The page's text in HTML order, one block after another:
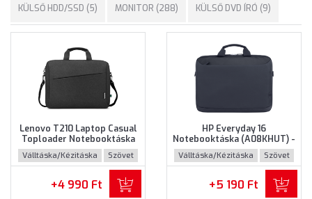
KÜLSŐ HDD/SSD (5) MONITOR (288) KÜLSŐ DVD ÍRÓ (9)
Lenovo T210 Laptop Casual
Toploader Notebooktáska
(GX41L83769) - Maximum
15.6" méretű notebookokhoz
- Fekete színben
Válltáska/Kézitáska Szövet
+4 990 Ft
HP Everyday 16
Notebooktáska (A08KHUT) -
Maximum 16" méretű
notebookokhoz - Szürke
színben
Válltáska/Kézitáska Szövet
+5 190 Ft